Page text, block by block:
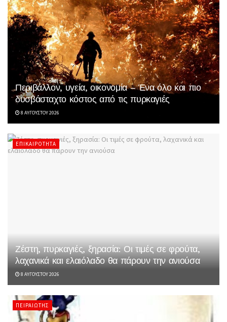
Περιβάλλον, υγεία, οικονομία – Ένα όλο και πιο
δυσβάσταχτο κόστος από τις πυρκαγιές
8 ΑΥΓΟΎΣΤΟΥ 2026
ΕΠΙΚΑΙΡΌΤΗΤΑ
Ζέστη, πυρκαγιές, ξηρασία: Οι τιμές σε φρούτα,
λαχανικά και ελαιόλαδο θα πάρουν την ανιούσα
8 ΑΥΓΟΎΣΤΟΥ 2026
ΠΕΙΡΑΙΏΤΗΣ